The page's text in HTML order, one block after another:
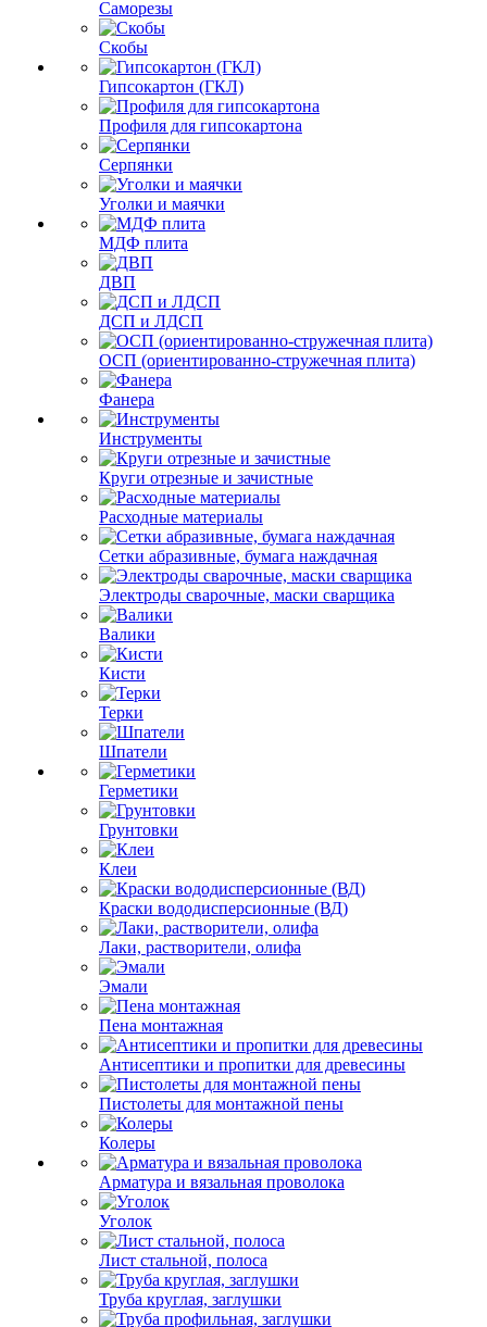
Саморезы
Скобы
Гипсокартон (ГКЛ)
Профиля для гипсокартона
Серпянки
Уголки и маячки
МДФ плита
ДВП
ДСП и ЛДСП
ОСП (ориентированно-стружечная плита)
Фанера
Инструменты
Круги отрезные и зачистные
Расходные материалы
Сетки абразивные, бумага наждачная
Электроды сварочные, маски сварщика
Валики
Кисти
Терки
Шпатели
Герметики
Грунтовки
Клеи
Краски вододисперсионные (ВД)
Лаки, растворители, олифа
Эмали
Пена монтажная
Антисептики и пропитки для древесины
Пистолеты для монтажной пены
Колеры
Арматура и вязальная проволока
Уголок
Лист стальной, полоса
Труба круглая, заглушки